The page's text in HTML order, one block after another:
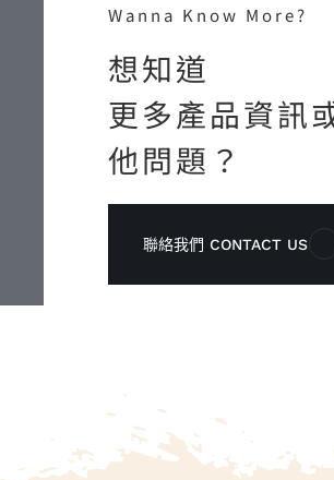
Wanna Know More?
想知道
更多產品資訊
他問題？
聯絡我們 CONTACT US